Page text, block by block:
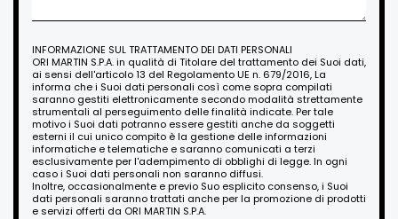
INFORMAZIONE SUL TRATTAMENTO DEI DATI PERSONALI
ORI MARTIN S.P.A. in qualità di Titolare del trattamento dei Suoi dati,
ai sensi dell'articolo 13 del Regolamento UE n. 679/2016, La
informa che i Suoi dati personali così come sopra compilati
saranno gestiti elettronicamente secondo modalità strettamente
strumentali al perseguimento delle finalità indicate. Per tale
motivo i Suoi dati potranno essere gestiti anche da soggetti
esterni il cui unico compito è la gestione delle informazioni
informatiche e telematiche e saranno comunicati a terzi
esclusivamente per l'adempimento di obblighi di legge. In ogni
caso i Suoi dati personali non saranno diffusi.
Inoltre, occasionalmente e previo Suo esplicito consenso, i Suoi
dati personali saranno trattati anche per la promozione di prodotti
e servizi offerti da ORI MARTIN S.P.A.